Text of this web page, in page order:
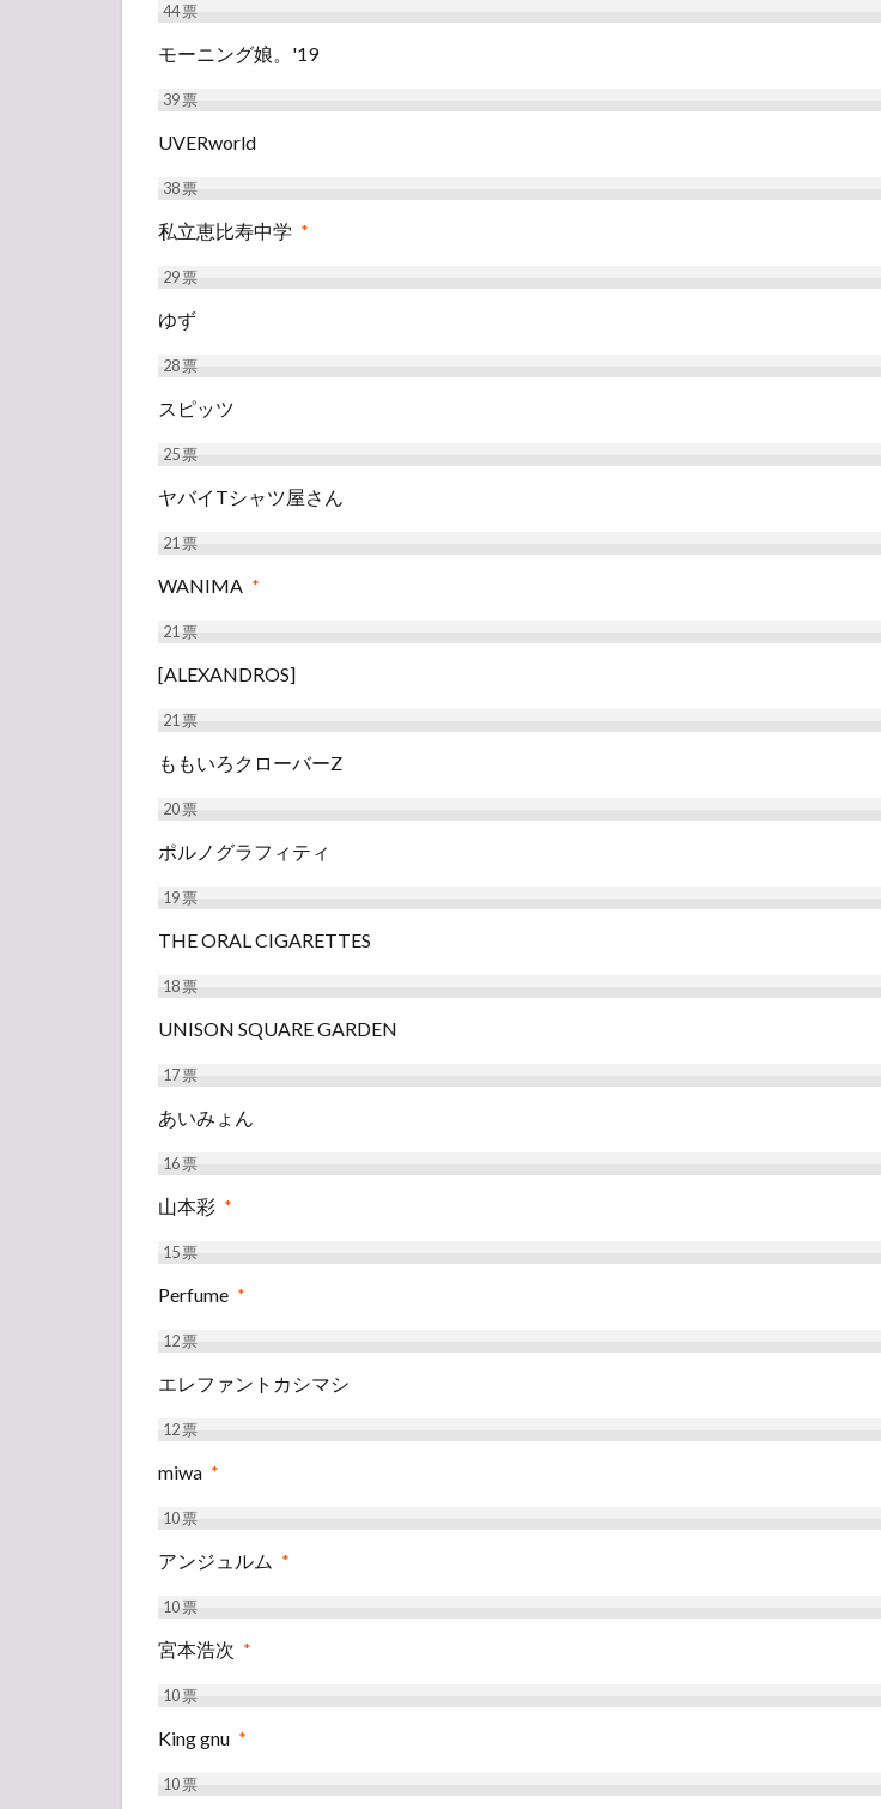
44票
モーニング娘。'19
39票
UVERworld
38票
私立恵比寿中学 *
29票
ゆず
28票
スピッツ
25票
ヤバイTシャツ屋さん
21票
WANIMA *
21票
[ALEXANDROS]
21票
ももいろクローバーZ
20票
ポルノグラフィティ
19票
THE ORAL CIGARETTES
18票
UNISON SQUARE GARDEN
17票
あいみょん
16票
山本彩 *
15票
Perfume *
12票
エレファントカシマシ
12票
miwa *
10票
アンジュルム *
10票
宮本浩次 *
10票
King gnu *
10票